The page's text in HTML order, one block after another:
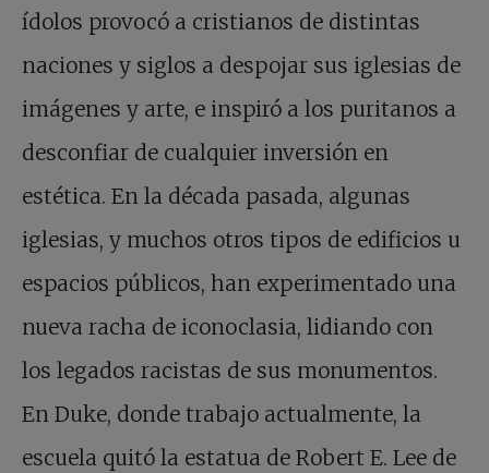
ídolos provocó a cristianos de distintas
naciones y siglos a despojar sus iglesias de
imágenes y arte, e inspiró a los puritanos a
desconfiar de cualquier inversión en
estética. En la década pasada, algunas
iglesias, y muchos otros tipos de edificios u
espacios públicos, han experimentado una
nueva racha de iconoclasia, lidiando con
los legados racistas de sus monumentos.
En Duke, donde trabajo actualmente, la
escuela quitó la estatua de Robert E. Lee de